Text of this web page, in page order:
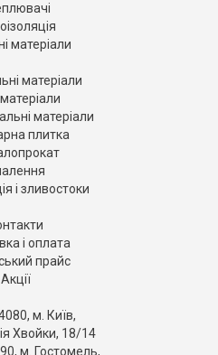
матеріали
матеріали
матеріали
плитка
і зливостоки
і оплата
прайс
Акції
м. Київ,
Хвойки, 18/14
м. Гостомель,